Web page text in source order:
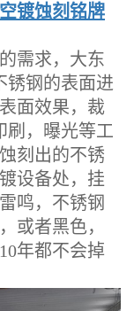
镀蚀刻铭牌
需求，大东
锈钢的表面进
面效果，裁
刷，曝光等工
刻出的不锈
设备处，挂
鸣，不锈钢
或者黑色，
年都不会掉